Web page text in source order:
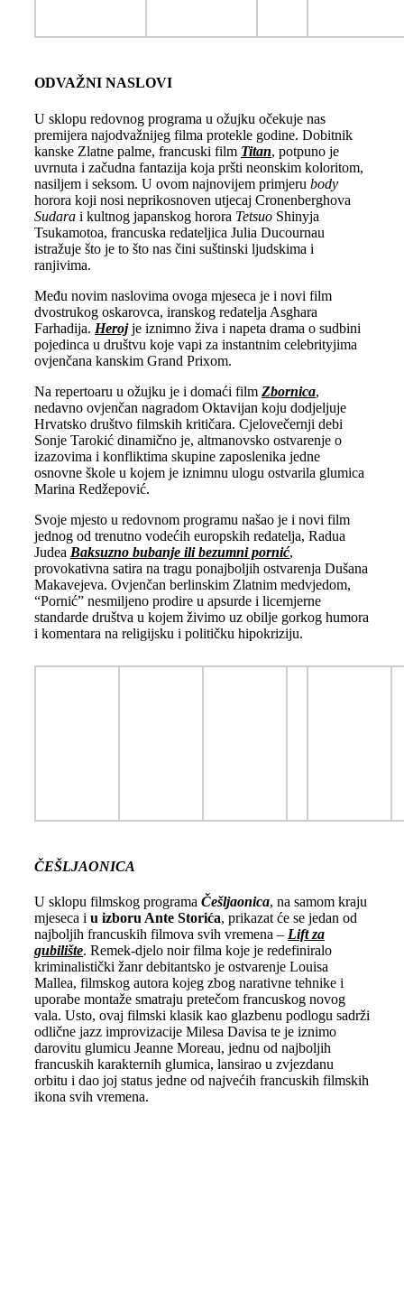
ODVAŽNI NASLOVI
U sklopu redovnog programa u ožujku očekuje nas
premijera najodvažnijeg filma protekle godine. Dobitnik
kanske Zlatne palme, francuski film Titan, potpuno je
uvrnuta i začudna fantazija koja pršti neonskim koloritom,
nasiljem i seksom. U ovom najnovijem primjeru body
horora koji nosi neprikosnoven utjecaj Cronenberghova
Sudarai kultnog japanskog horora TetsuoShinyja
Tsukamotoa, francuska redateljica Julia Ducournau
istražuje što je to što nas čini suštinski ljudskima i
ranjivima.
Među novim naslovima ovoga mjeseca je i novi film
dvostrukog oskarovca, iranskog redatelja Asghara
Farhadija. Herojje iznimno živa i napeta drama o sudbini
pojedinca u društvu koje vapi za instantnim celebrityjima
ovjenčana kanskim Grand Prixom.
Na repertoaru u ožujku je i domaći film Zbornica,
nedavno ovjenčan nagradom Oktavijan koju dodjeljuje
Hrvatsko društvo filmskih kritičara. Cjelovečernji debi
Sonje Tarokić dinamično je, altmanovsko ostvarenje o
izazovima i konfliktima skupine zaposlenika jedne
osnovne škole u kojem je iznimnu ulogu ostvarila glumica
Marina Redžepović.
Svoje mjesto u redovnom programu našao je i novi film
jednog od trenutno vodećih europskih redatelja, Radua
Judea Baksuzno bubanje ili bezumni pornić,
provokativna satira na tragu ponajboljih ostvarenja Dušana
Makavejeva. Ovjenčan berlinskim Zlatnim medvjedom,
“Pornić” nesmiljeno prodire u apsurde i licemjerne
standarde društva u kojem živimo uz obilje gorkog humora
i komentara na religijsku i političku hipokriziju.
ČEŠLJAONICA
U sklopu filmskog programa Češljaonica, na samom kraju
mjeseca i u izboru Ante Storića, prikazat će se jedan od
najboljih francuskih filmova svih vremena – Lift za
gubilište. Remek-djelo noir filma koje je redefiniralo
kriminalistički žanr debitantsko je ostvarenje Louisa
Mallea, filmskog autora kojeg zbog narativne tehnike i
uporabe montaže smatraju pretečom francuskog novog
vala. Usto, ovaj filmski klasik kao glazbenu podlogu sadrži
odlične jazz improvizacije Milesa Davisa te je iznimo
darovitu glumicu Jeanne Moreau, jednu od najboljih
francuskih karakternih glumica, lansirao u zvjezdanu
orbitu i dao joj status jedne od najvećih francuskih filmskih
ikona svih vremena.